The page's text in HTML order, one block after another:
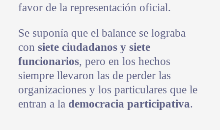
favor de la representación oficial.
Se suponía que el balance se lograba
con siete ciudadanos y siete
funcionarios, pero en los hechos
siempre llevaron las de perder las
organizaciones y los particulares que le
entran a la democracia participativa.